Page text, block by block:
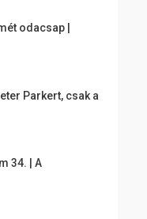
odacsap |
Parkert, csak a
34. | A